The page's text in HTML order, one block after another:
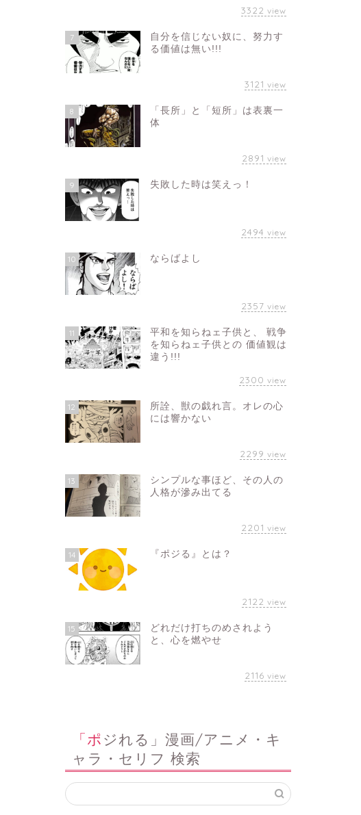
3322 view
7
自分を信じない奴に、努力す
る価値は無い!!!
3121 view
8
「長所」と「短所」は表裏一
体
2891 view
9 失敗した時は笑えっ！
2494 view
10 ならばよし
2357 view
11
平和を知らねェ子供と、 戦争
を知らねェ子供との 価値観は
違う!!!
2300 view
12
所詮、獣の戯れ言。オレの心
には響かない
2299 view
13
シンプルな事ほど、その人の
人格が滲み出てる
2201 view
14 『ポジる』とは？
2122 view
15
どれだけ打ちのめされよう
と、心を燃やせ
2116 view
「ポジれる」漫画/アニメ・キ
ャラ・セリフ 検索